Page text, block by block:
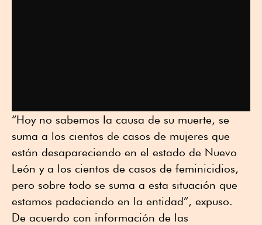
“Hoy no sabemos la causa de su muerte, se
suma a los cientos de casos de mujeres que
están desapareciendo en el estado de Nuevo
León y a los cientos de casos de feminicidios,
pero sobre todo se suma a esta situación que
estamos padeciendo en la entidad”, expuso.
De acuerdo con información de las